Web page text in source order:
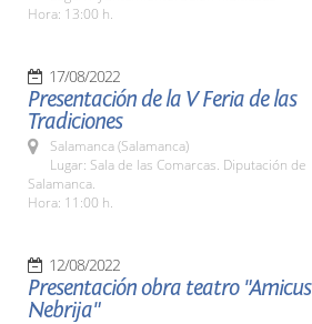
Hora: 13:00 h.
17/08/2022
Presentación de la V Feria de las
Tradiciones
Salamanca (Salamanca)
Lugar: Sala de las Comarcas. Diputación de
Salamanca.
Hora: 11:00 h.
12/08/2022
Presentación obra teatro "Amicus
Nebrija"